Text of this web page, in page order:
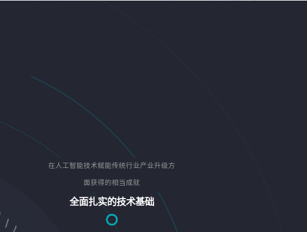
在人工智能技术赋能传统行业产业升级方
面获得的相当成就
全面扎实的技术基础